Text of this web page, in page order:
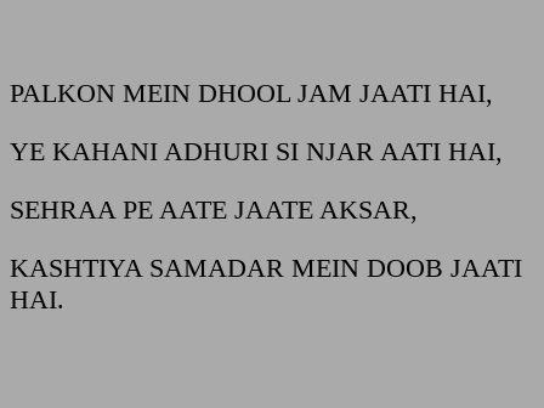
PALKON MEIN DHOOL JAM JAATI HAI,
YE KAHANI ADHURI SI NJAR AATI HAI,
SEHRAA PE AATE JAATE AKSAR,
KASHTIYA SAMADAR MEIN DOOB JAATI
HAI.